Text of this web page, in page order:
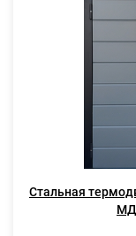
Стальная